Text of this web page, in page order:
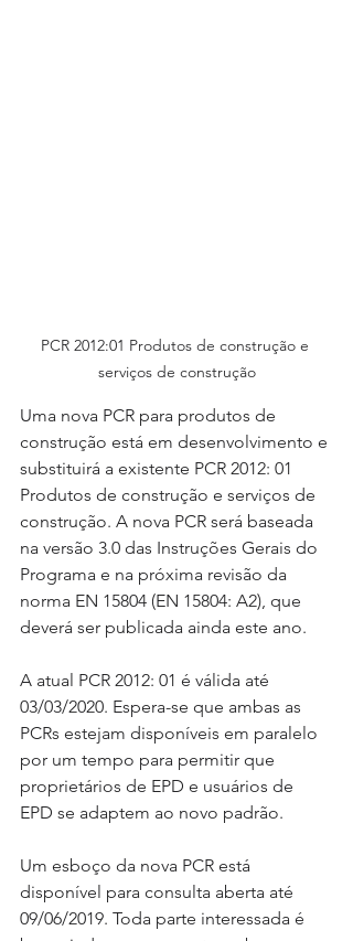
PCR 2012:01 Produtos de construção e
serviços de construção
Uma nova PCR para produtos de
construção está em desenvolvimento e
substituirá a existente PCR 2012: 01
Produtos de construção e serviços de
construção. A nova PCR será baseada
na versão 3.0 das Instruções Gerais do
Programa e na próxima revisão da
norma EN 15804 (EN 15804: A2), que
deverá ser publicada ainda este ano.
A atual PCR 2012: 01 é válida até
03/03/2020. Espera-se que ambas as
PCRs estejam disponíveis em paralelo
por um tempo para permitir que
proprietários de EPD e usuários de
EPD se adaptem ao novo padrão.
Um esboço da nova PCR está
disponível para consulta aberta até
09/06/2019. Toda parte interessada é